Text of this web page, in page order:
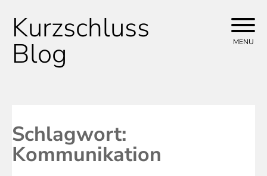
Skip
to
Kurzschluss
Blog MENU
Schlagwort:
Kommunikation